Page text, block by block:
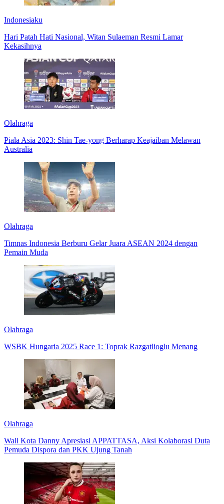
Indonesiaku
Hari Patah Hati Nasional, Witan Sulaeman Resmi Lamar
Kekasihnya
Olahraga
Piala Asia 2023: Shin Tae-yong Berharap Keajaiban Melawan
Australia
Olahraga
Timnas Indonesia Berburu Gelar Juara ASEAN 2024 dengan
Pemain Muda
Olahraga
WSBK Hungaria 2025 Race 1: Toprak Razgatlioglu Menang
Olahraga
Wali Kota Danny Apresiasi APPATTASA, Aksi Kolaborasi Duta
Pemuda Dispora dan PKK Ujung Tanah